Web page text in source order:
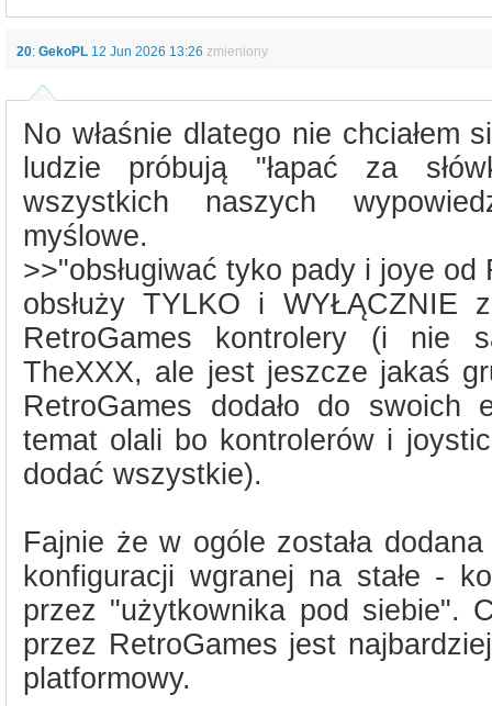
20: GekoPL 12 Jun 2026 13:26 zmieniony
No właśnie dlatego nie chciałem
ludzie próbują "łapać za
wszystkich naszych
myślowe.
>>"obsługiwać tyko pady i joye
obsłuży TYLKO i WYŁĄCZNIE
RetroGames kontrolery (i nie
TheXXX, ale jest jeszcze jakaś
RetroGames dodało do swoich
temat olali bo kontrolerów i
dodać wszystkie).
Fajnie że w ogóle została
konfiguracji wgranej na stałe -
przez "użytkownika pod siebie".
przez RetroGames jest
platformowy.